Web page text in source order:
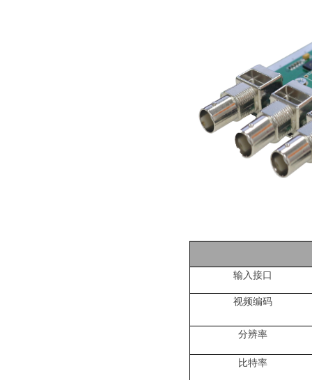
输入接口
视频编码
分辨率
比特率